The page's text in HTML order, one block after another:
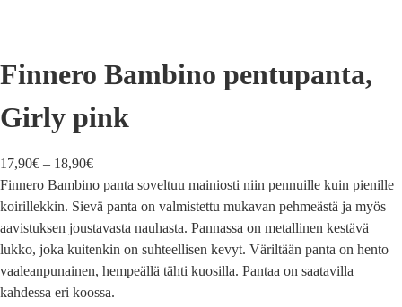
Finnero Bambino pentupanta,
Girly pink
17,90€ – 18,90€
Finnero Bambino panta soveltuu mainiosti niin pennuille kuin pienille
koirillekkin. Sievä panta on valmistettu mukavan pehmeästä ja myös
aavistuksen joustavasta nauhasta. Pannassa on metallinen kestävä
lukko, joka kuitenkin on suhteellisen kevyt. Väriltään panta on hento
vaaleanpunainen, hempeällä tähti kuosilla. Pantaa on saatavilla
kahdessa eri koossa.